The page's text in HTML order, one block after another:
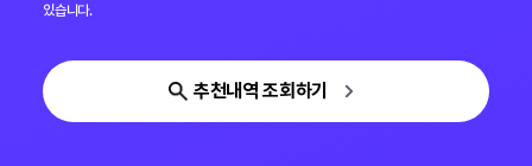
있습니다.
추천내역 조회하기